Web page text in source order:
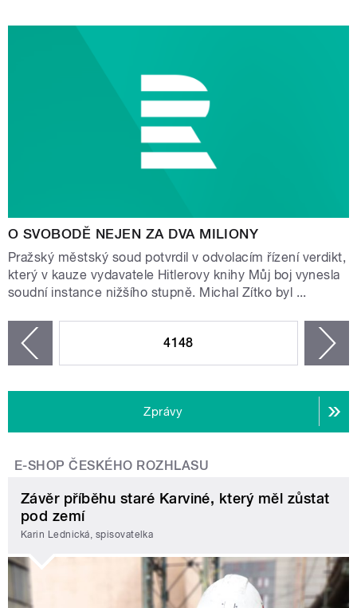
O SVOBODĚ NEJEN ZA DVA MILIONY
Pražský městský soud potvrdil v odvolacím řízení verdikt,
který v kauze vydavatele Hitlerovy knihy Můj boj vynesla
soudní instance nižšího stupně. Michal Zítko byl ...
4148
Zprávy
E-SHOP ČESKÉHO ROZHLASU
Závěr příběhu staré Karviné, který měl zůstat
pod zemí
Karin Lednická, spisovatelka